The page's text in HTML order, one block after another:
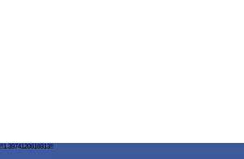
!!1.3974120616913!!